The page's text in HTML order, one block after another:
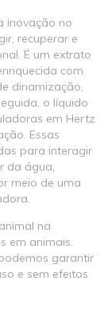
inovação no
recuperar e
É um extrato
com
dinamização,
o líquido
em Hertz
Essas
para interagir
da água,
meio de uma
na
em animais.
garantir
e sem efeitos